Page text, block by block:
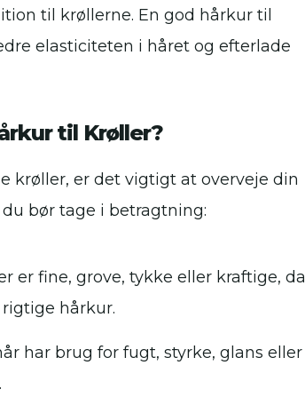
til krøllerne. En god hårkur til
elasticiteten i håret og efterlade
til Krøller?
krøller, er det vigtigt at overveje din
bør tage i betragtning:
er fine, grove, tykke eller kraftige, da
hårkur.
har brug for fugt, styrke, glans eller